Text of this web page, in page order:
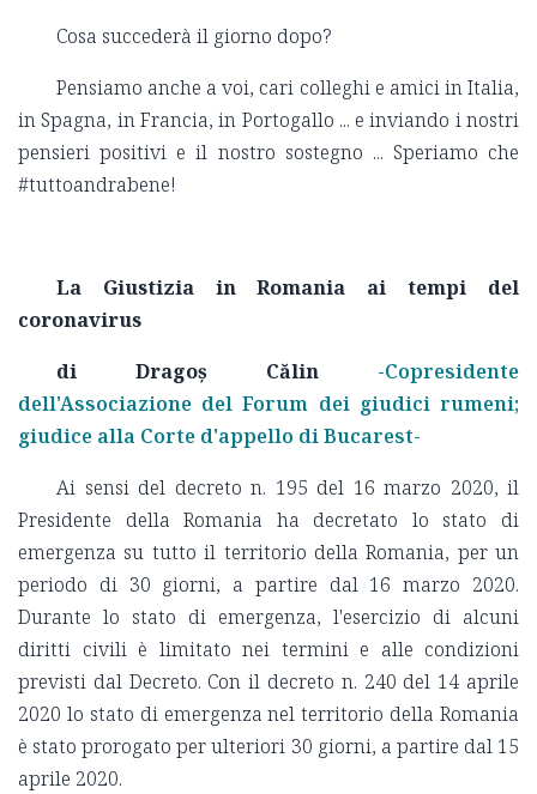
Cosa succederà il giorno dopo?
Pensiamo anche a voi, cari colleghi e amici in Italia,
in Spagna, in Francia, in Portogallo ... e inviando i nostri
pensieri positivi e il nostro sostegno ... Speriamo che
#tuttoandrabene!
La Giustizia in Romania ai tempi del
coronavirus
di Dragoș Călin
-Copresidente
dell'Associazione del Forum dei giudici rumeni;
giudice alla Corte d'appello di Bucarest-
Ai sensi del decreto n. 195 del 16 marzo 2020, il
Presidente della Romania ha decretato lo stato di
emergenza su tutto il territorio della Romania, per un
periodo di 30 giorni, a partire dal 16 marzo 2020.
Durante lo stato di emergenza, l'esercizio di alcuni
diritti civili è limitato nei termini e alle condizioni
previsti dal Decreto. Con il decreto n. 240 del 14 aprile
2020 lo stato di emergenza nel territorio della Romania
è stato prorogato per ulteriori 30 giorni, a partire dal 15
aprile 2020.